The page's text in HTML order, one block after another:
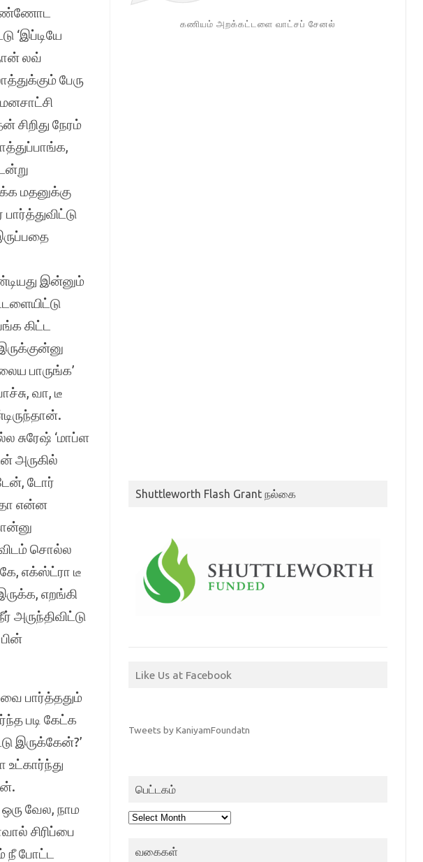
‘இப்டியே
லவ்
பேரு
நேரம்
மதனுக்கு
இன்னும்
கிட்ட
பாருங்க’
வா, டீ
சுரேஷ் ‘மாப்ள
அருகில்
டோர்
என்ன
சொல்ல
எக்ஸ்ட்ரா டீ
எறங்கி
அருந்திவிட்டு
பார்த்ததும்
படி கேட்க
இருக்கேன்?’
உட்கார்ந்து
வேல, நாம
சிரிப்பை
நீ போட்ட
கணியம் அறக்கட்டளை வாட்சப் சேனல்
Shuttleworth Flash Grant நல்கை
Like Us at Facebook
Tweets by KaniyamFoundatn
பெட்டகம்
பெட்டகம்
வகைகள்